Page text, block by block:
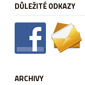
DŮLEŽITÉ ODKAZY
ARCHIVY